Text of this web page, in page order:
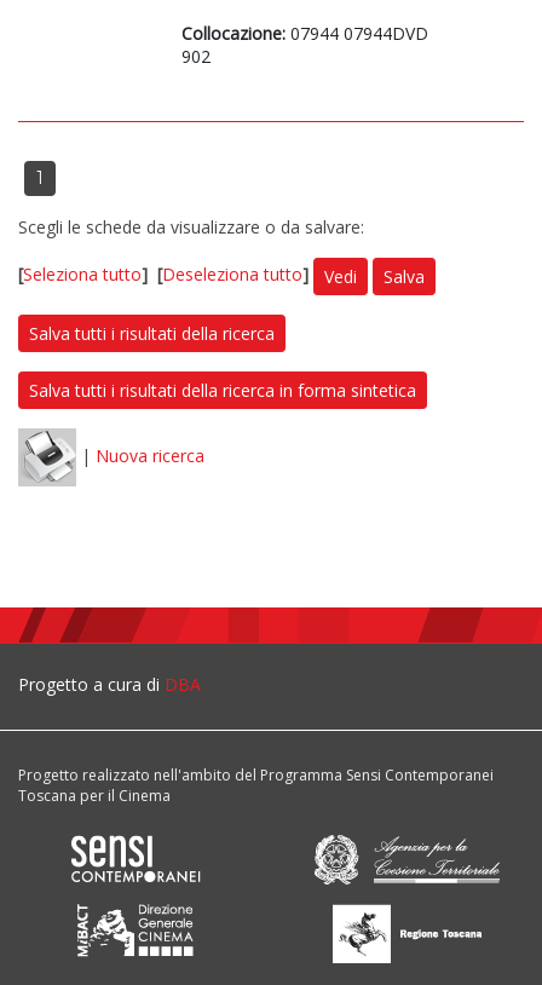
Collocazione: 07944 07944DVD
902
1
Scegli le schede da visualizzare o da salvare:
[Seleziona tutto] [Deseleziona tutto] Vedi Salva
Salva tutti i risultati della ricerca
Salva tutti i risultati della ricerca in forma sintetica
| Nuova ricerca
Progetto a cura di DBA
Progetto realizzato nell'ambito del Programma Sensi Contemporanei
Toscana per il Cinema